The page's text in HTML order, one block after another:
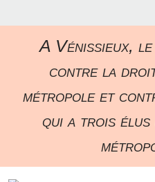
A Vénissieux,
contre la
métropole et
qui a trois élus